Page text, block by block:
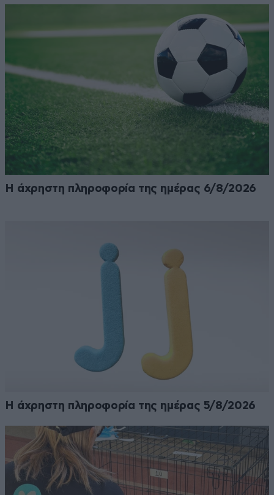
Η άχρηστη πληροφορία της ημέρας 6/8/2026
Η άχρηστη πληροφορία της ημέρας 5/8/2026